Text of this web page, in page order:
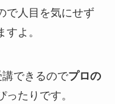
で人目を気にせず
よ。
できるのでプロの
ったりです。